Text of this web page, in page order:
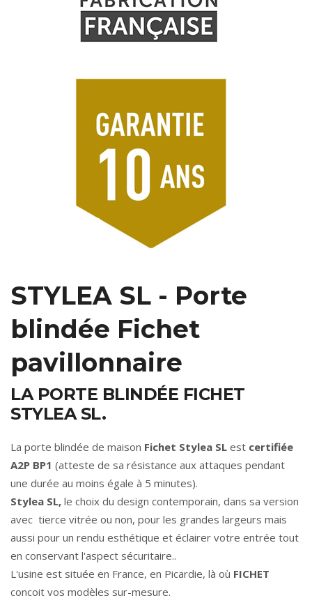
STYLEA SL - Porte
blindée Fichet
pavillonnaire
LA PORTE BLINDÉE FICHET
STYLEA SL.
La porte blindée de maison Fichet Stylea SL est certifiée
A2P BP1 (atteste de sa résistance aux attaques pendant
une durée au moins égale à 5 minutes).
Stylea SL, le choix du design contemporain, dans sa version
avec tierce vitrée ou non, pour les grandes largeurs mais
aussi pour un rendu esthétique et éclairer votre entrée tout
en conservant l'aspect sécuritaire..
L'usine est située en France, en Picardie, là où FICHET
concoit vos modèles sur-mesure.